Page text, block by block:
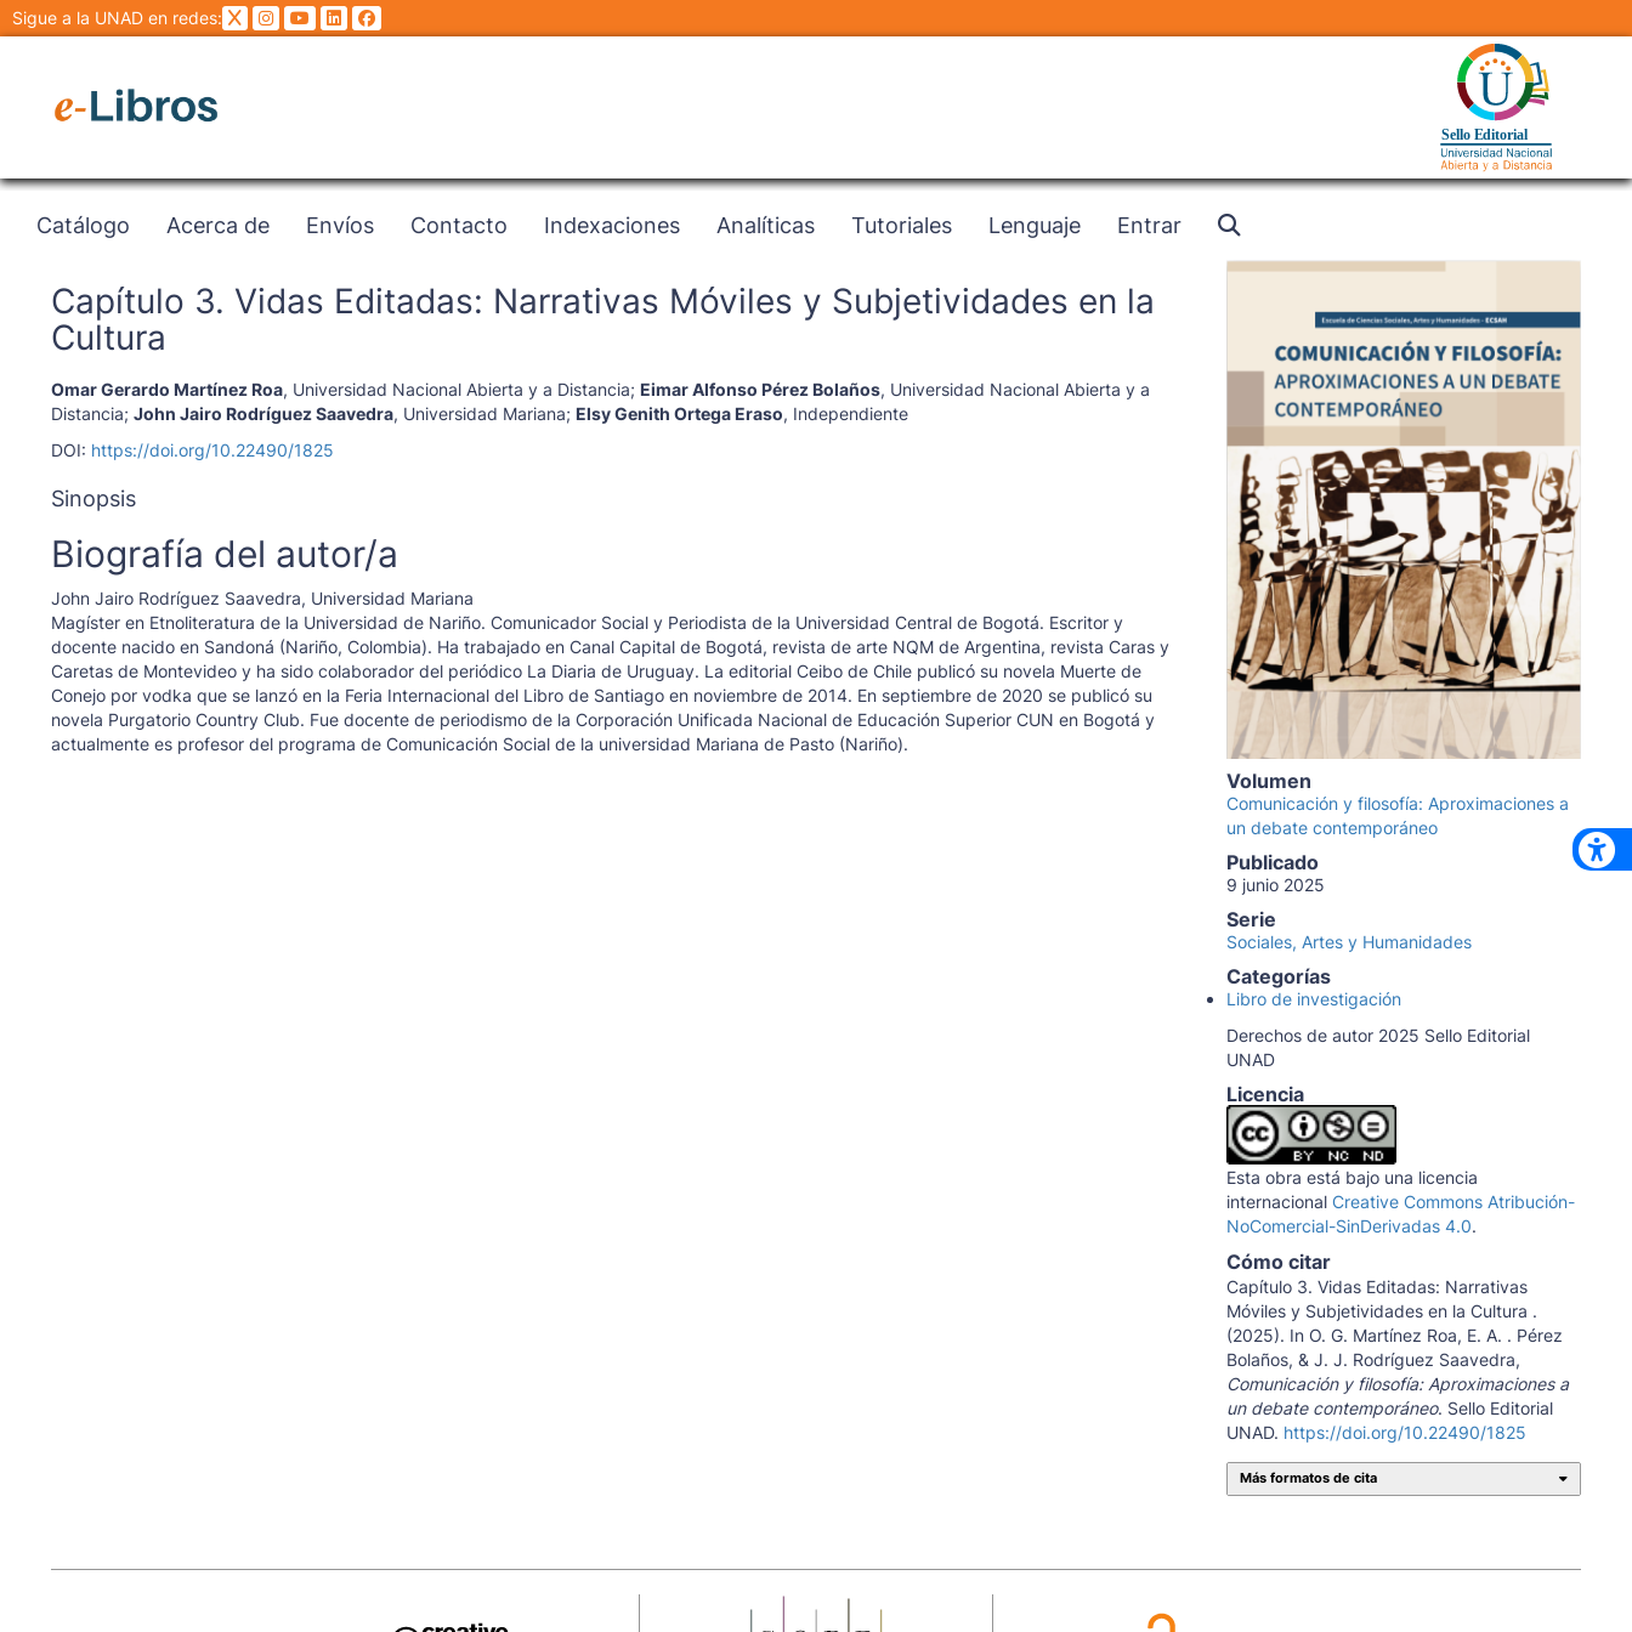
Sigue a la UNAD en redes:
Catálogo Acerca de Envíos Contacto Indexaciones Analíticas Tutoriales Lenguaje Entrar
Capítulo 3. Vidas Editadas: Narrativas Móviles y Subjetividades en la
Cultura
Omar Gerardo Martínez Roa, Universidad Nacional Abierta y a Distancia; Eimar Alfonso Pérez Bolaños, Universidad Nacional Abierta y a
Distancia; John Jairo Rodríguez Saavedra, Universidad Mariana; Elsy Genith Ortega Eraso, Independiente
DOI: https://doi.org/10.22490/1825
Sinopsis
Biografía del autor/a
John Jairo Rodríguez Saavedra, Universidad Mariana
Magíster en Etnoliteratura de la Universidad de Nariño. Comunicador Social y Periodista de la Universidad Central de Bogotá. Escritor y
docente nacido en Sandoná (Nariño, Colombia). Ha trabajado en Canal Capital de Bogotá, revista de arte NQM de Argentina, revista Caras y
Caretas de Montevideo y ha sido colaborador del periódico La Diaria de Uruguay. La editorial Ceibo de Chile publicó su novela Muerte de
Conejo por vodka que se lanzó en la Feria Internacional del Libro de Santiago en noviembre de 2014. En septiembre de 2020 se publicó su
novela Purgatorio Country Club. Fue docente de periodismo de la Corporación Unificada Nacional de Educación Superior CUN en Bogotá y
actualmente es profesor del programa de Comunicación Social de la universidad Mariana de Pasto (Nariño).
Volumen
Comunicación y filosofía: Aproximaciones a
un debate contemporáneo
Publicado
9 junio 2025
Serie
Sociales, Artes y Humanidades
Categorías
Libro de investigación
Derechos de autor 2025 Sello Editorial
UNAD
Licencia
Esta obra está bajo una licencia
internacional Creative Commons Atribución-
NoComercial-SinDerivadas 4.0.
Cómo citar
Capítulo 3. Vidas Editadas: Narrativas
Móviles y Subjetividades en la Cultura .
(2025). In O. G. Martínez Roa, E. A. . Pérez
Bolaños, & J. J. Rodríguez Saavedra,
Comunicación y filosofía: Aproximaciones a
un debate contemporáneo. Sello Editorial
UNAD. https://doi.org/10.22490/1825
Más formatos de cita